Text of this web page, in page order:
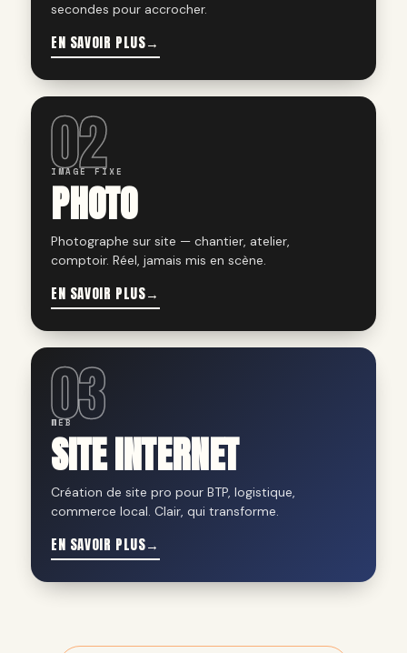
secondes pour accrocher.
EN SAVOIR PLUS→
02
IMAGE FIXE
PHOTO
Photographe sur site — chantier, atelier,
comptoir. Réel, jamais mis en scène.
EN SAVOIR PLUS→
03
WEB
SITE INTERNET
Création de site pro pour BTP, logistique,
commerce local. Clair, qui transforme.
EN SAVOIR PLUS→